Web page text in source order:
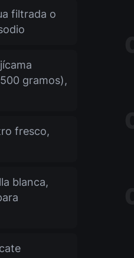
filtrada o
gramos),
fresco,
blanca,